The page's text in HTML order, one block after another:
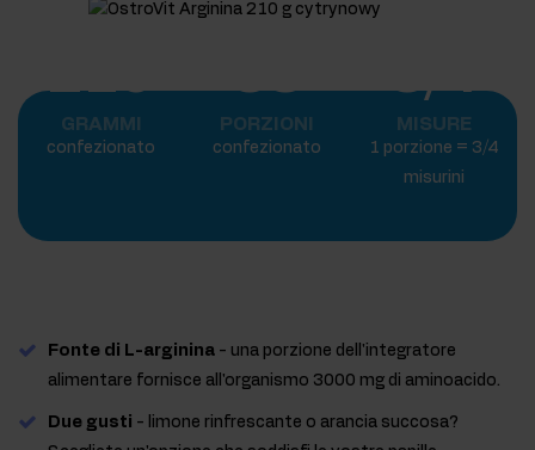
210
GRAMMI
confezionato
38
PORZIONI
confezionato
3/4
MISURE
1 porzione = 3/4
misurini
Fonte di L-arginina - una porzione dell'integratore
alimentare fornisce all'organismo 3000 mg di aminoacido.
Due gusti - limone rinfrescante o arancia succosa?